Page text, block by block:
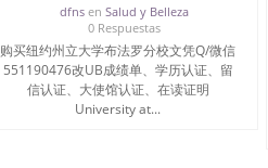
世界硅谷中心得到工作机会。许
无论是加州大学系统(UC)，还是
位置。 圣何塞州立大学座落于硅
有学生三万人，超过134种学士学
系如计算机科学，电子工程学，
和研究所的商学课程也吸引了众
理信息； 2、客户付定金下单；
dfns enSalud y Belleza
0 Respuestas
购买纽约州立大学布法罗分校文凭Q/微信
551190476改UB成绩单、学历认证、留
信认证、大使馆认证、在读证明
University at...